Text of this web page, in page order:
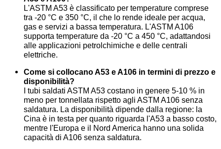
L'ASTM A53 è classificato per temperature comprese
tra -20 °C e 350 °C, il che lo rende ideale per acqua,
gas e servizi a bassa temperatura. L'ASTM A106
supporta temperature da -20 °C a 450 °C, adattandosi
alle applicazioni petrolchimiche e delle centrali
elettriche.
Come si collocano A53 e A106 in termini di prezzo e
disponibilità?
I tubi saldati ASTM A53 costano in genere 5-10 % in
meno per tonnellata rispetto agli ASTM A106 senza
saldatura. La disponibilità dipende dalla regione: la
Cina è in testa per quanto riguarda l'A53 a basso costo,
mentre l'Europa e il Nord America hanno una solida
capacità di A106 senza saldatura.